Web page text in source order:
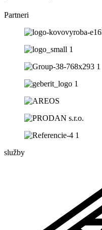
Partneri
služby